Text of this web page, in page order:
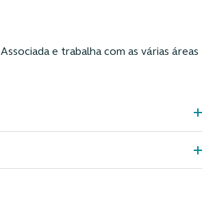
Associada e trabalha com as várias áreas